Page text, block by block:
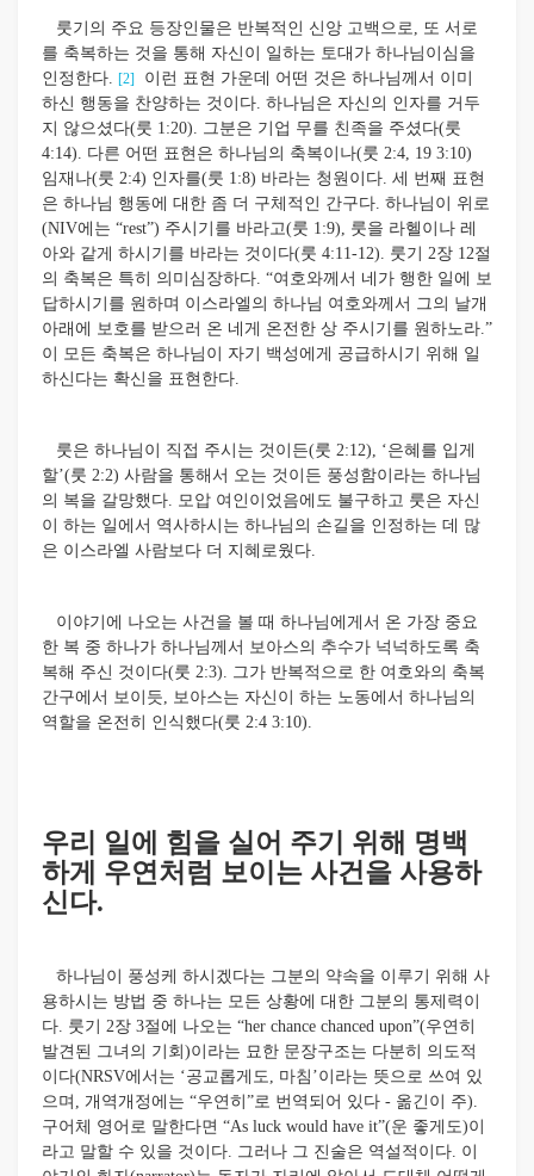
룻기의 주요 등장인물은 반복적인 신앙 고백으로, 또 서로
를 축복하는 것을 통해 자신이 일하는 토대가 하나님이심을
인정한다. [2]
이런 표현 가운데 어떤 것은 하나님께서 이미
하신 행동을 찬양하는 것이다. 하나님은 자신의 인자를 거두
지 않으셨다(룻 1:20). 그분은 기업 무를 친족을 주셨다(룻
4:14). 다른 어떤 표현은 하나님의 축복이나(룻 2:4, 19 3:10)
임재나(룻 2:4) 인자를(룻 1:8) 바라는 청원이다. 세 번째 표현
은 하나님 행동에 대한 좀 더 구체적인 간구다. 하나님이 위로
(NIV에는 “rest”) 주시기를 바라고(룻 1:9), 룻을 라헬이나 레
아와 같게 하시기를 바라는 것이다(룻 4:11-12). 룻기 2장 12절
의 축복은 특히 의미심장하다. “여호와께서 네가 행한 일에 보
답하시기를 원하며 이스라엘의 하나님 여호와께서 그의 날개
아래에 보호를 받으러 온 네게 온전한 상 주시기를 원하노라.”
이 모든 축복은 하나님이 자기 백성에게 공급하시기 위해 일
하신다는 확신을 표현한다.
룻은 하나님이 직접 주시는 것이든(룻 2:12), ‘은혜를 입게
할’(룻 2:2) 사람을 통해서 오는 것이든 풍성함이라는 하나님
의 복을 갈망했다. 모압 여인이었음에도 불구하고 룻은 자신
이 하는 일에서 역사하시는 하나님의 손길을 인정하는 데 많
은 이스라엘 사람보다 더 지혜로웠다.
이야기에 나오는 사건을 볼 때 하나님에게서 온 가장 중요
한 복 중 하나가 하나님께서 보아스의 추수가 넉넉하도록 축
복해 주신 것이다(룻 2:3). 그가 반복적으로 한 여호와의 축복
간구에서 보이듯, 보아스는 자신이 하는 노동에서 하나님의
역할을 온전히 인식했다(룻 2:4 3:10).
우리 일에 힘을 실어 주기 위해 명백
하게 우연처럼 보이는 사건을 사용하
신다.
하나님이 풍성케 하시겠다는 그분의 약속을 이루기 위해 사
용하시는 방법 중 하나는 모든 상황에 대한 그분의 통제력이
다. 룻기 2장 3절에 나오는 “her chance chanced upon”(우연히
발견된 그녀의 기회)이라는 묘한 문장구조는 다분히 의도적
이다(NRSV에서는 ‘공교롭게도, 마침’이라는 뜻으로 쓰여 있
으며, 개역개정에는 “우연히”로 번역되어 있다 - 옮긴이 주).
구어체 영어로 말한다면 “As luck would have it”(운 좋게도)이
라고 말할 수 있을 것이다. 그러나 그 진술은 역설적이다. 이